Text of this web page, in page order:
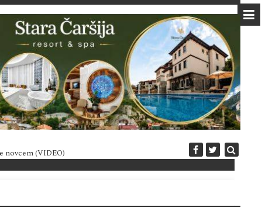
novcem (VIDEO) Diplomatija po